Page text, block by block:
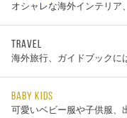
オシャレな海外インテリア
TRAVEL
海外旅行、ガイドブックに
BABY KIDS
可愛いベビー服や子供服、